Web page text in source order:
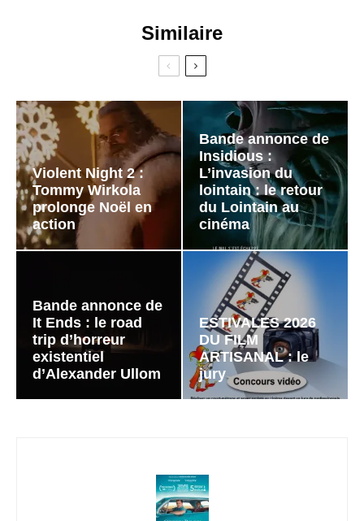
Similaire
Violent Night 2 :
Tommy Wirkola
prolonge Noël en
action
Bande annonce de
Insidious :
L’invasion du
lointain : le retour
du Lointain au
cinéma
Bande annonce de
It Ends : le road
trip d’horreur
existentiel
d’Alexander Ullom
ESTIVALES 2026
DU FILM
ARTISANAL : le
jury